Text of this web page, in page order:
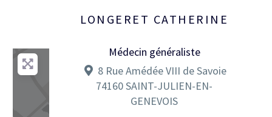
LONGERET CATHERINE
Médecin généraliste
8 Rue Amédée VIII de Savoie
74160SAINT-JULIEN-EN-
GENEVOIS